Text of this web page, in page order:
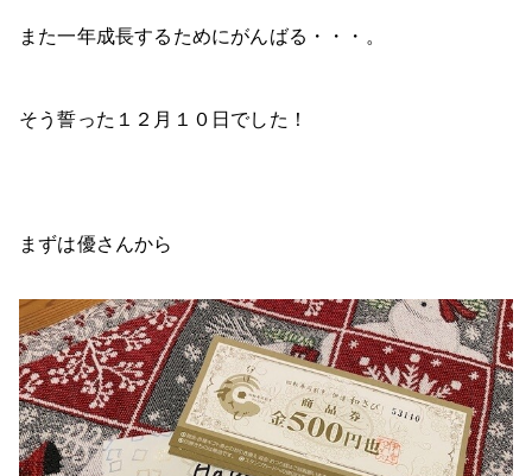
また一年成長するためにがんばる・・・。
そう誓った１２月１０日でした！
まずは優さんから